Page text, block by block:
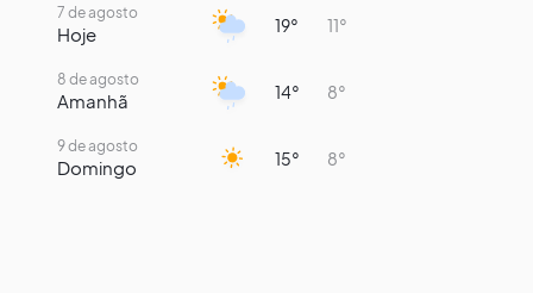
7 de agosto
Hoje 19° 11°
8 de agosto
Amanhã 14° 8°
9 de agosto
Domingo 15° 8°